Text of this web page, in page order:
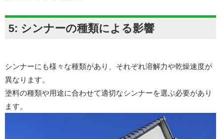
5: シンナーの種類による影響
シンナーにも様々な種類があり、それぞれ溶解力や乾燥速度が
異なります。
塗料の種類や用途に合わせて適切なシンナーを選ぶ必要があり
ます。